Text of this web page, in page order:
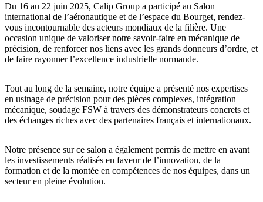
Du 16 au 22 juin 2025, Calip Group a participé au Salon
international de l’aéronautique et de l’espace du Bourget, rendez-
vous incontournable des acteurs mondiaux de la filière. Une
occasion unique de valoriser notre savoir-faire en mécanique de
précision, de renforcer nos liens avec les grands donneurs d’ordre, et
de faire rayonner l’excellence industrielle normande.
Tout au long de la semaine, notre équipe a présenté nos expertises
en usinage de précision pour des pièces complexes, intégration
mécanique, soudage FSW à travers des démonstrateurs concrets et
des échanges riches avec des partenaires français et internationaux.
Notre présence sur ce salon a également permis de mettre en avant
les investissements réalisés en faveur de l’innovation, de la
formation et de la montée en compétences de nos équipes, dans un
secteur en pleine évolution.